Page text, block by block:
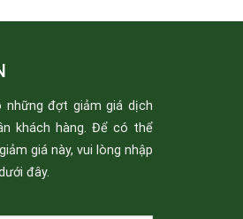
đợt giảm giá dịch
khách hàng. Để có thể
giá này, vui lòng nhập
đây.